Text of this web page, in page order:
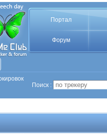
Портал
Форум
Поиск :